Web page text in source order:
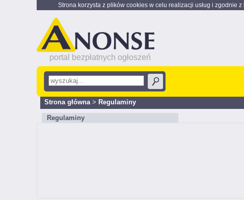
Strona korzysta z plików cookies w celu realizacji usług i zgodnie z
portal bezpłatnych ogłoszeń
Strona główna> Regulaminy
Regulaminy